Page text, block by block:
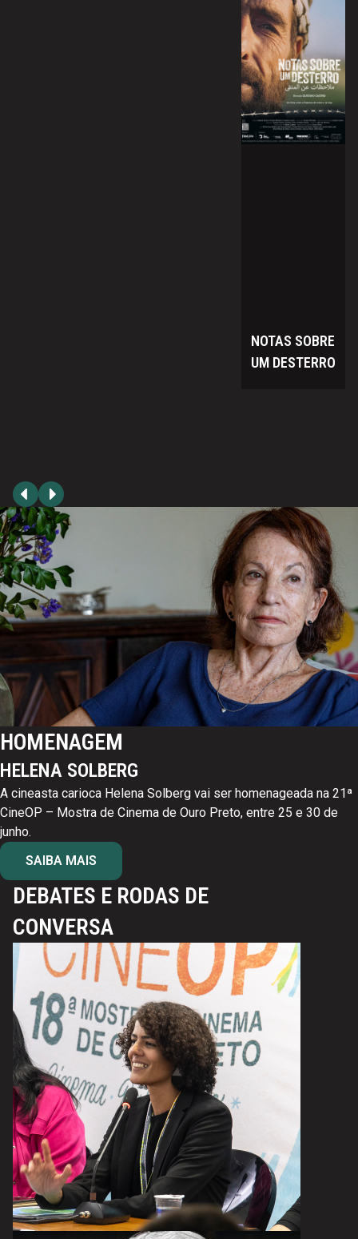
NOTAS SOBRE
UM DESTERRO
HOMENAGEM
HELENA SOLBERG
A cineasta carioca Helena Solberg vai ser homenageada na 21ª
CineOP – Mostra de Cinema de Ouro Preto, entre 25 e 30 de
junho.
SAIBA MAIS
DEBATES E RODAS DE
CONVERSA